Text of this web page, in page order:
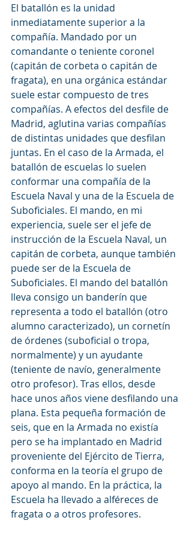
El batallón es la unidad
inmediatamente superior a la
compañía. Mandado por un
comandante o teniente coronel
(capitán de corbeta o capitán de
fragata), en una orgánica estándar
suele estar compuesto de tres
compañías. A efectos del desfile de
Madrid, aglutina varias compañías
de distintas unidades que desfilan
juntas. En el caso de la Armada, el
batallón de escuelas lo suelen
conformar una compañía de la
Escuela Naval y una de la Escuela de
Suboficiales. El mando, en mi
experiencia, suele ser el jefe de
instrucción de la Escuela Naval, un
capitán de corbeta, aunque también
puede ser de la Escuela de
Suboficiales. El mando del batallón
lleva consigo un banderín que
representa a todo el batallón (otro
alumno caracterizado), un cornetín
de órdenes (suboficial o tropa,
normalmente) y un ayudante
(teniente de navío, generalmente
otro profesor). Tras ellos, desde
hace unos años viene desfilando una
plana. Esta pequeña formación de
seis, que en la Armada no existía
pero se ha implantado en Madrid
proveniente del Ejército de Tierra,
conforma en la teoría el grupo de
apoyo al mando. En la práctica, la
Escuela ha llevado a alféreces de
fragata o a otros profesores.